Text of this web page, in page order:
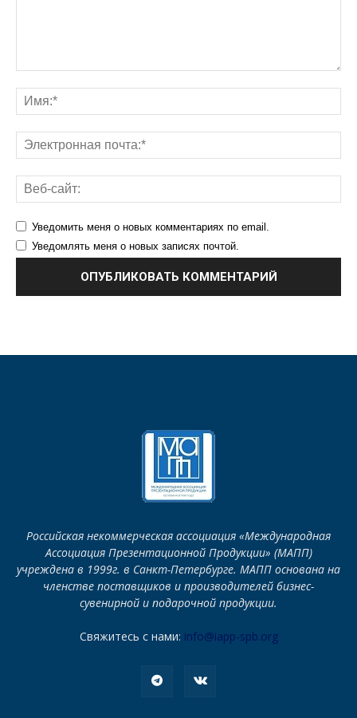
Уведомить меня о новых комментариях по email.
Уведомлять меня о новых записях почтой.
Российская некоммерческая ассоциация «Международная
Ассоциация Презентационной Продукции» (МАПП)
учреждена в 1999г. в Санкт-Петербурге. МАПП основана на
членстве поставщиков и производителей бизнес-
сувенирной и подарочной продукции.
Свяжитесь с нами: info@iapp-spb.org